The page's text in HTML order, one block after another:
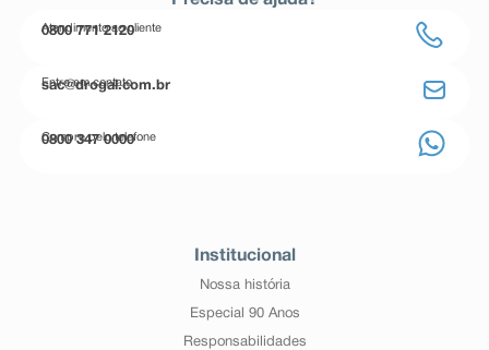
Atendimento ao cliente
0800 771 2120
Entre em contato
sac@drogal.com.br
Compre pelo telefone
0800 347 0000
Institucional
Nossa história
Especial 90 Anos
Responsabilidades